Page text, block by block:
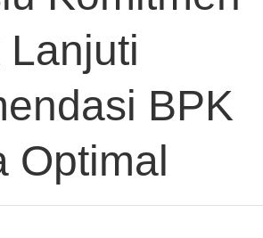
Lanjuti
BPK
Optimal